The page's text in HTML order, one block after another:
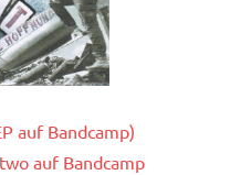
auf Bandcamp)
auf Bandcamp